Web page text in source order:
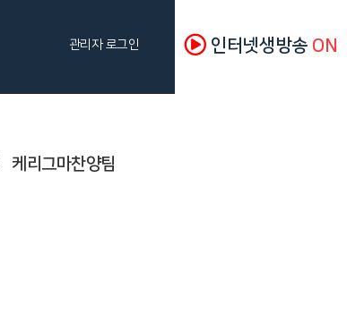
케리그마찬양팀
관리자 로그인 인터넷생방송 ON